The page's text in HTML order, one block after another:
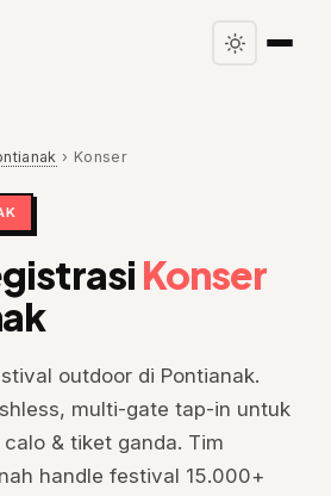
› Konser
Konser
outdoor di Pontianak.
multi-gate tap-in untuk
& tiket ganda. Tim
handle festival 15.000+